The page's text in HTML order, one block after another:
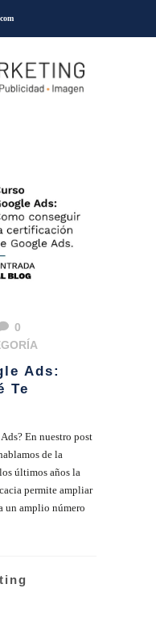
0
Ads:
Te
En nuestro post
de la
últimos años la
permite ampliar
un amplio número